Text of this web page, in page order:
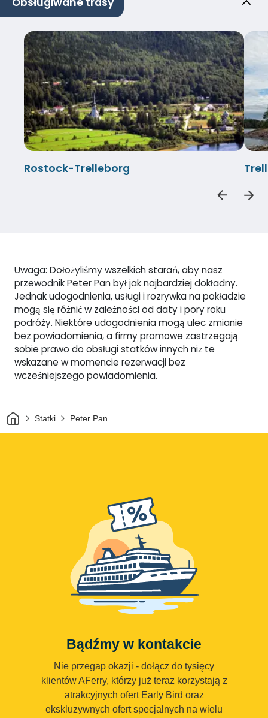
Rostock-Trelleborg
Uwaga: Dołożyliśmy wszelkich starań, aby nasz
przewodnik Peter Pan był jak najbardziej dokładny.
Jednak udogodnienia, usługi i rozrywka na pokładzie
mogą się różnić w zależności od daty i pory roku
podróży. Niektóre udogodnienia mogą ulec zmianie
bez powiadomienia, a firmy promowe zastrzegają
sobie prawo do obsługi statków innych niż te
wskazane w momencie rezerwacji bez
wcześniejszego powiadomienia.
DomStatki Peter Pan
Bądźmy w kontakcie
Nie przegap okazji - dołącz do tysięcy
klientów AFerry, którzy już teraz korzystają z
atrakcyjnych ofert Early Bird oraz
ekskluzywnych ofert specjalnych na wielu